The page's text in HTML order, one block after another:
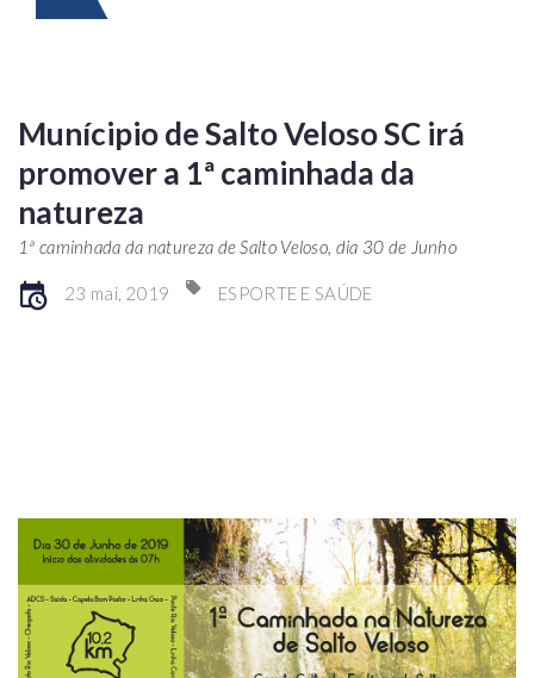
Munícipio de Salto Veloso SC irá
promover a 1ª caminhada da
natureza
1ª caminhada da natureza de Salto Veloso, dia 30 de Junho
23 mai, 2019 ESPORTE E SAÚDE